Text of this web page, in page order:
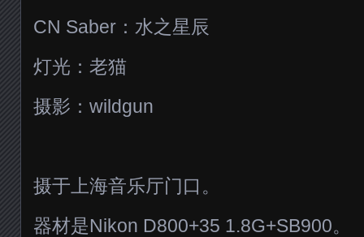
CN Saber：水之星辰
灯光：老猫
摄影：wildgun
摄于上海音乐厅门口。
器材是Nikon D800+35 1.8G+SB900。